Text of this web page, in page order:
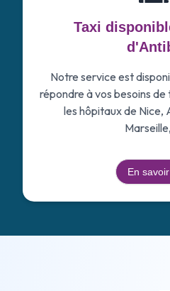
Taxi
Notre service est
répondre à vos besoins
les hôpitaux de Nice,
En